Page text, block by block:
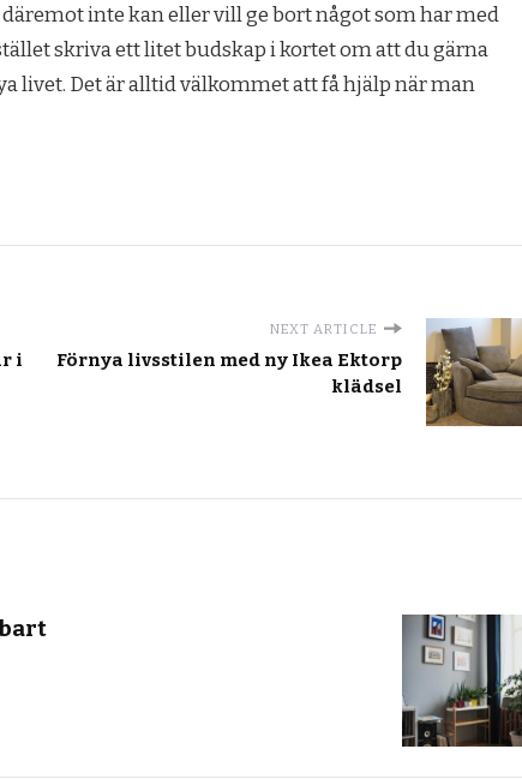
inte kan eller vill ge bort något som har med
skriva ett litet budskap i kortet om att du gärna
livet. Det är alltid välkommet att få hjälp när man
i
NEXT ARTICLE
Förnya livsstilen med ny Ikea Ektorp
klädsel